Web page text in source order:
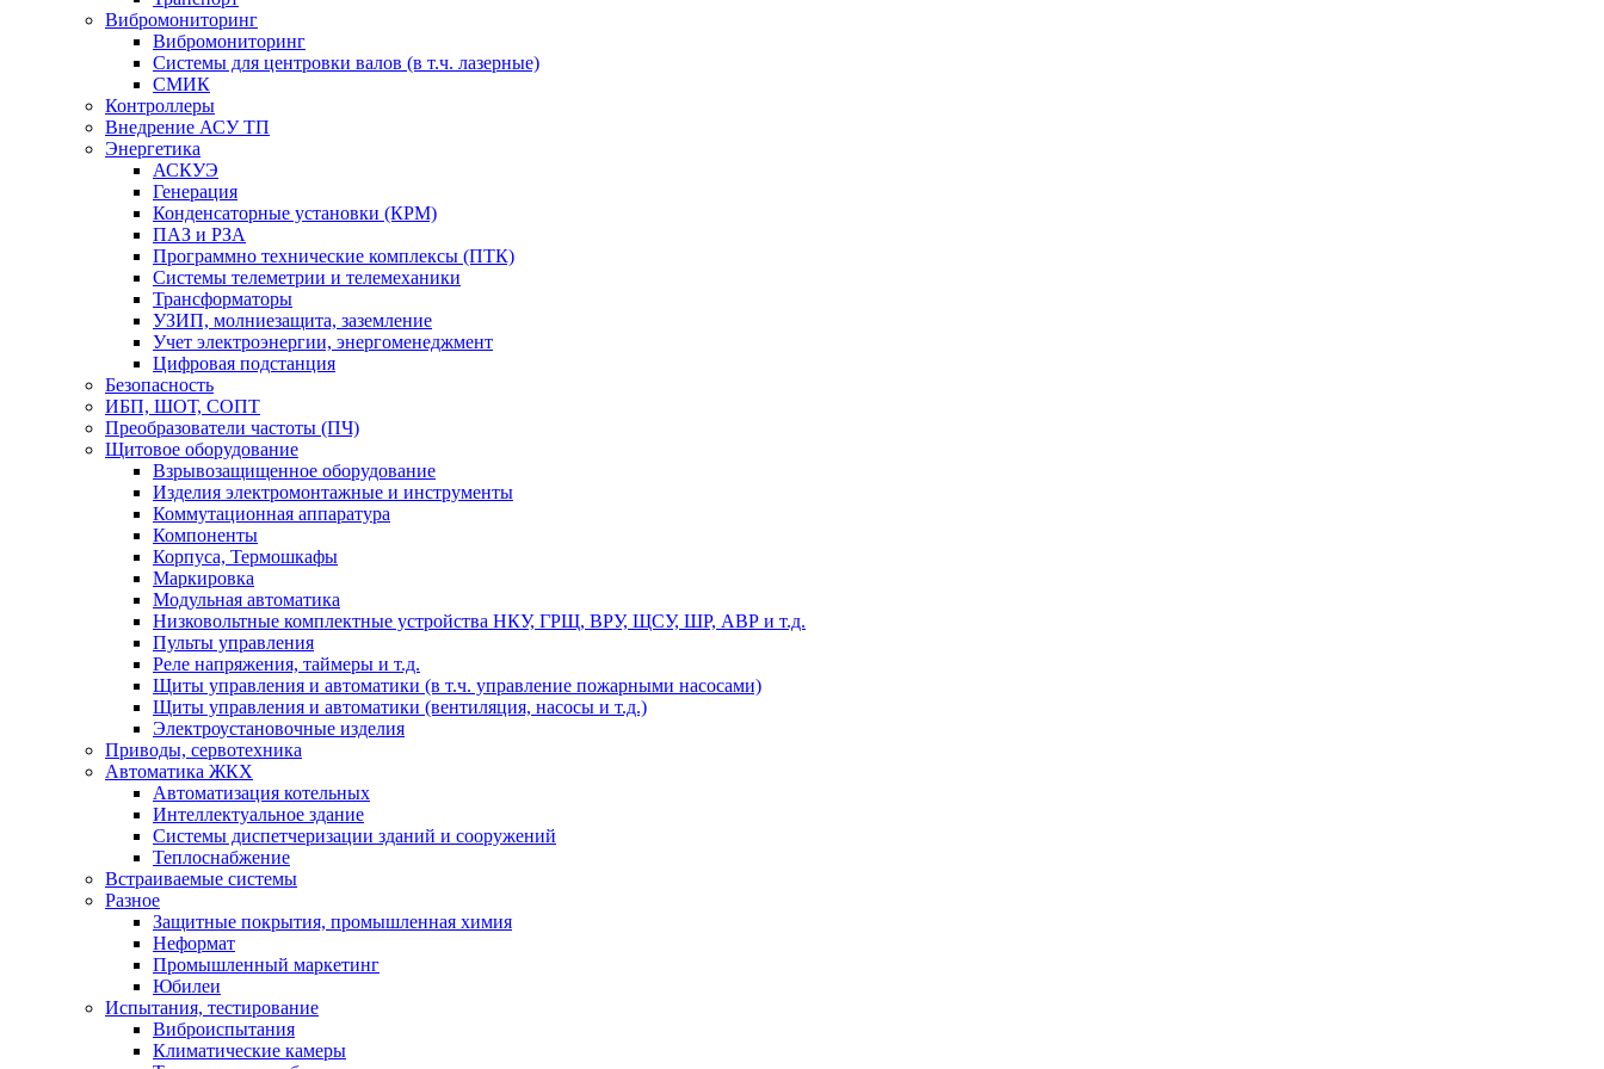
Вибромониторинг
Вибромониторинг
Системы для центровки валов (в т.ч. лазерные)
СМИК
Контроллеры
Внедрение АСУ ТП
Энергетика
АСКУЭ
Генерация
Конденсаторные установки (КРМ)
ПАЗ и РЗА
Программно технические комплексы (ПТК)
Системы телеметрии и телемеханики
Трансформаторы
УЗИП, молниезащита, заземление
Учет электроэнергии, энергоменеджмент
Цифровая подстанция
Безопасность
ИБП, ШОТ, СОПТ
Преобразователи частоты (ПЧ)
Щитовое оборудование
Взрывозащищенное оборудование
Изделия электромонтажные и инструменты
Коммутационная аппаратура
Компоненты
Корпуса, Термошкафы
Маркировка
Модульная автоматика
Низковольтные комплектные устройства НКУ, ГРЩ, ВРУ, ЩСУ, ШР, АВР и т.д.
Пульты управления
Реле напряжения, таймеры и т.д.
Щиты управления и автоматики (в т.ч. управление пожарными насосами)
Щиты управления и автоматики (вентиляция, насосы и т.д.)
Электроустановочные изделия
Приводы, сервотехника
Автоматика ЖКХ
Автоматизация котельных
Интеллектуальное здание
Системы диспетчеризации зданий и сооружений
Теплоснабжение
Встраиваемые системы
Разное
Защитные покрытия, промышленная химия
Неформат
Промышленный маркетинг
Юбилеи
Испытания, тестирование
Виброиспытания
Климатические камеры